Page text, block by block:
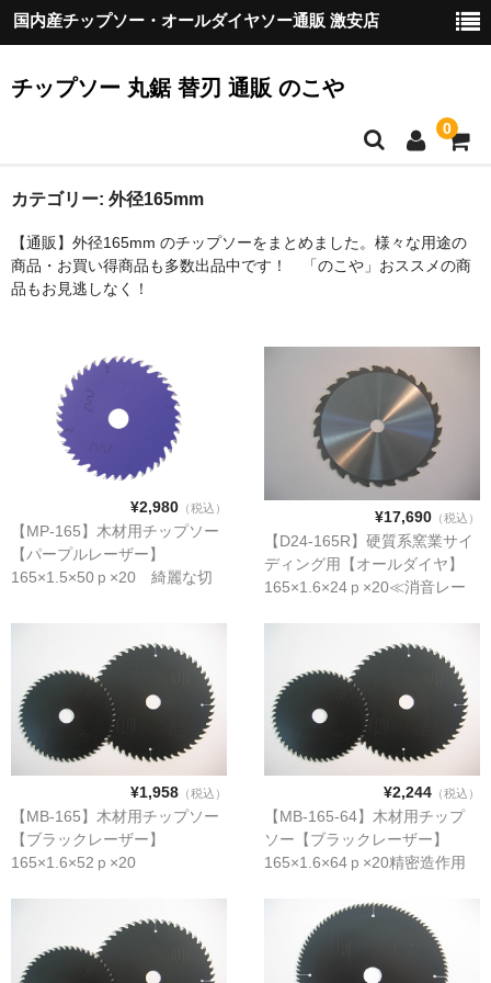
国内産チップソー・オールダイヤソー通販 激安店
チップソー 丸鋸 替刃 通販 のこや
0
HOME
ご挨拶
『のこや』の製品について
お支払方法
カート
お客様の声
カテゴリー: 外径165mm
【通販】外径165mm のチップソーをまとめました。様々な用途の
商品・お買い得商品も多数出品中です！ 「のこや」おススメの商
品もお見逃しなく！
¥2,980（税込）
【MP-165】木材用チップソー
【パープルレーザー】
165×1.5×50ｐ×20 綺麗な切
¥17,690（税込）
【D24-165R】硬質系窯業サイ
ディング用【オールダイヤ】
165×1.6×24ｐ×20≪消音レー
¥1,958（税込）
【MB-165】木材用チップソー
【ブラックレーザー】
165×1.6×52ｐ×20
¥2,244（税込）
【MB-165-64】木材用チップ
ソー【ブラックレーザー】
165×1.6×64ｐ×20精密造作用